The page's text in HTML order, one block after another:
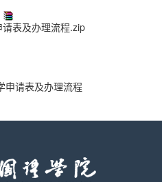
表及办理流程.zip
申请表及办理流程